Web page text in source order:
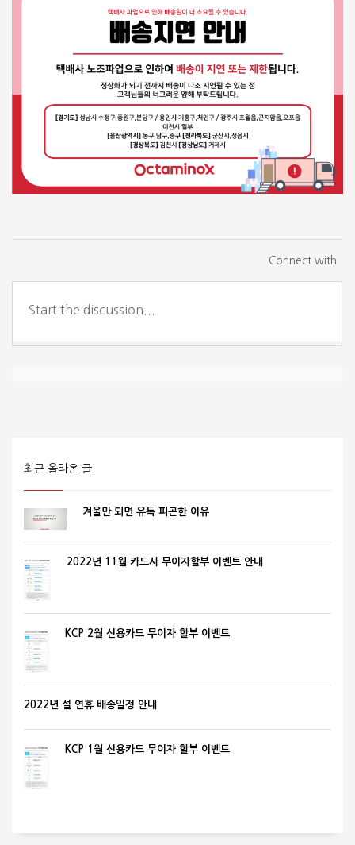
Connect with
최근 올라온 글
겨울만 되면 유독 피곤한 이유
2022년 11월 카드사 무이자할부 이벤트 안내
KCP 2월 신용카드 무이자 할부 이벤트
2022년 설 연휴 배송일정 안내
KCP 1월 신용카드 무이자 할부 이벤트